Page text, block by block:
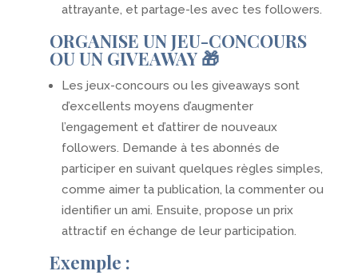
attrayante, et partage-les avec tes followers.
ORGANISE UN JEU-CONCOURS
OU UN GIVEAWAY 🎁
Les jeux-concours ou les giveaways sont
d’excellents moyens d’augmenter
l’engagement et d’attirer de nouveaux
followers. Demande à tes abonnés de
participer en suivant quelques règles simples,
comme aimer ta publication, la commenter ou
identifier un ami. Ensuite, propose un prix
attractif en échange de leur participation.
Exemple :